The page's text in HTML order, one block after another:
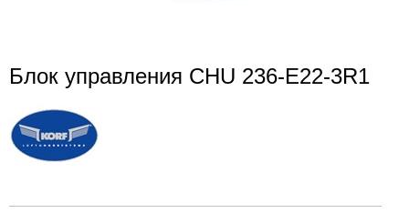
Блок управления CHU 236-E22-3R1